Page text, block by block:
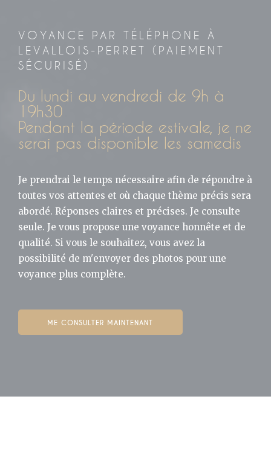
VOYANCE PAR TÉLÉPHONE À
LEVALLOIS-PERRET (PAIEMENT
SÉCURISÉ)
Du lundi au vendredi de 9h à
19h30
Pendant la période estivale, je ne
serai pas disponible les samedis
Je prendrai le temps nécessaire afin de répondre à
toutes vos attentes et où chaque thème précis sera
abordé. Réponses claires et précises. Je consulte
seule. Je vous propose une voyance honnête et de
qualité. Si vous le souhaitez, vous avez la
possibilité de m'envoyer des photos pour une
voyance plus complète.
ME CONSULTER MAINTENANT